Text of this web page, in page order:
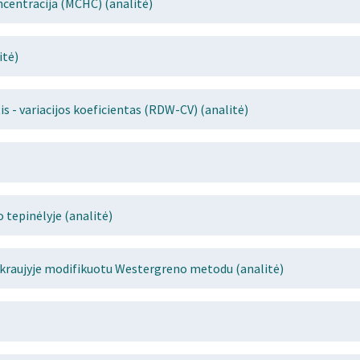
(MCHC) (analitė)
variacijos koeficientas (RDW-CV) (analitė)
tepinėlyje (analitė)
modifikuotu Westergreno metodu (analitė)